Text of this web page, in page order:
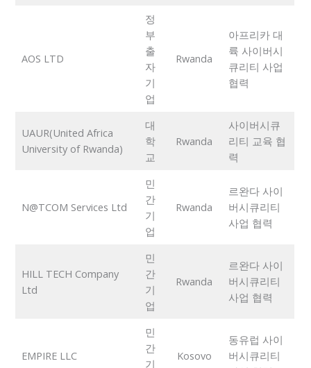
AOS LTD
정
부
출
자
기
업
Rwanda
아프리카 대
륙 사이버시
큐리티 사업
협력
UAUR(United Africa
University of Rwanda)
대
학
교
Rwanda
사이버시큐
리티 교육 협
력
N@TCOM Services Ltd
민
간
기
업
Rwanda
르완다 사이
버시큐리티
사업 협력
HILL TECH Company
Ltd
민
간
기
업
Rwanda
르완다 사이
버시큐리티
사업 협력
EMPIRE LLC
민
간
기
Kosovo
동유럽 사이
버시큐리티